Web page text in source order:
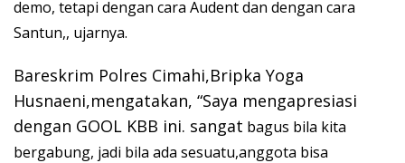
demo, tetapi dengan cara Audent dan dengan cara
Santun,, ujarnya.
Bareskrim Polres Cimahi,Bripka Yoga
Husnaeni,mengatakan, “Saya mengapresiasi
dengan GOOL KBB ini. sangat bagus bila kita
bergabung, jadi bila ada sesuatu,anggota bisa